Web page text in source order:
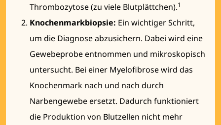
Thrombozytose (zu viele Blutplättchen).1
Knochenmarkbiopsie: Ein wichtiger Schritt,
um die Diagnose abzusichern. Dabei wird eine
Gewebeprobe entnommen und mikroskopisch
untersucht. Bei einer Myelofibrose wird das
Knochenmark nach und nach durch
Narbengewebe ersetzt. Dadurch funktioniert
die Produktion von Blutzellen nicht mehr